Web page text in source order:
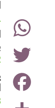
Share
Facebook
Twitter
1-
2-
3-